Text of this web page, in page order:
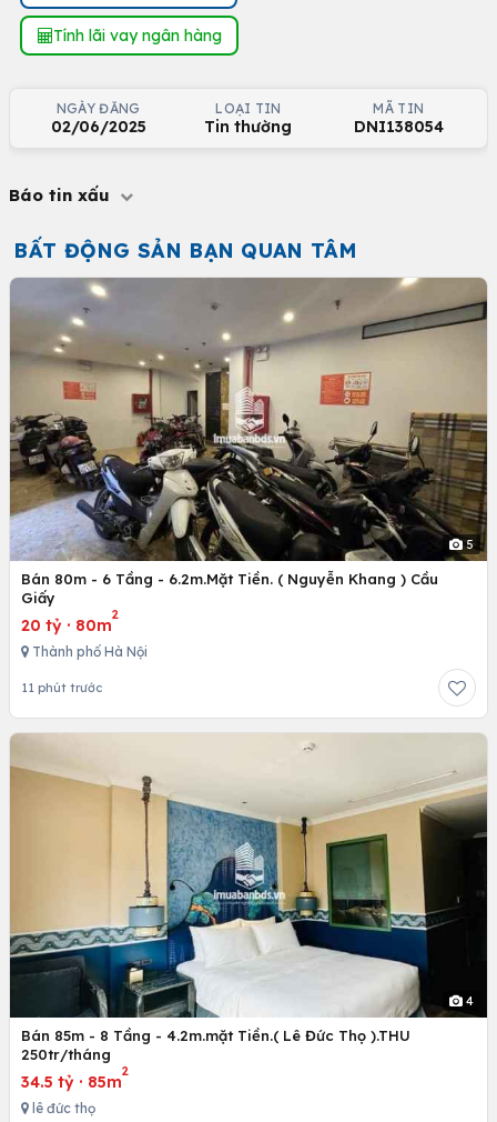
Tính lãi vay ngân hàng
NGÀY ĐĂNG
02/06/2025
LOẠI TIN
Tin thường
MÃ TIN
DNI138054
Báo tin xấu
BẤT ĐỘNG SẢN BẠN QUAN TÂM
5
Bán 80m - 6 Tầng - 6.2m.Mặt Tiền. ( Nguyễn Khang ) Cầu
Giấy
20 tỷ · 80m
2
Thành phố Hà Nội
11 phút trước
4
Bán 85m - 8 Tầng - 4.2m.mặt Tiền.( Lê Đức Thọ ).THU
250tr/tháng
34.5 tỷ · 85m
2
lê đức thọ